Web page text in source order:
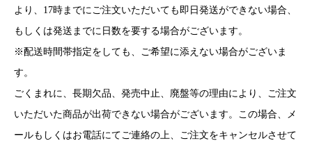
より、17時までにご注文いただいても即日発送ができない場合、
もしくは発送までに日数を要する場合がございます。
※配送時間帯指定をしても、ご希望に添えない場合がございま
す。
ごくまれに、長期欠品、発売中止、廃盤等の理由により、ご注文
いただいた商品が出荷できない場合がございます。この場合、メ
ールもしくはお電話にてご連絡の上、ご注文をキャンセルさせて